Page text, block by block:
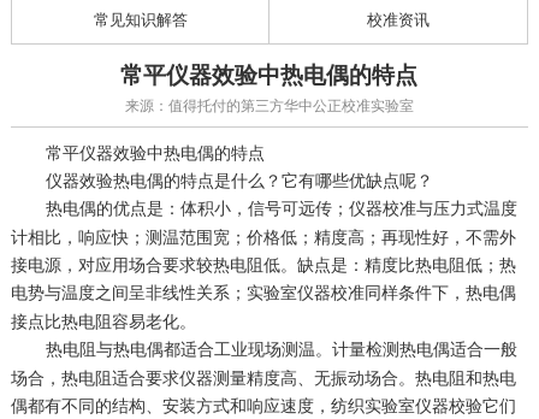
常见知识解答 校准资讯
常平仪器效验中热电偶的特点
来源：值得托付的第三方华中公正校准实验室
常平仪器效验中热电偶的特点
仪器效验热电偶的特点是什么？它有哪些优缺点呢？
热电偶的优点是：体积小，信号可远传； 仪器校准与压力式温度
计相比，响应快；测温范围宽；价格低；精度高；再现性好，不需外
接电源，对应用场合要求较热电阻低。缺点是：精度比热电阻低；热
电势与温度之间呈非线性关系； 实验室仪器校准同样条件下，热电偶
接点比热电阻容易老化。
热电阻与热电偶都适合工业现场测温。 计量检测热电偶适合一般
场合，热电阻适合要求仪器测量精度高、无振动场合。热电阻和热电
偶都有不同的结构、安装方式和响应速度， 纺织实验室仪器校验它们